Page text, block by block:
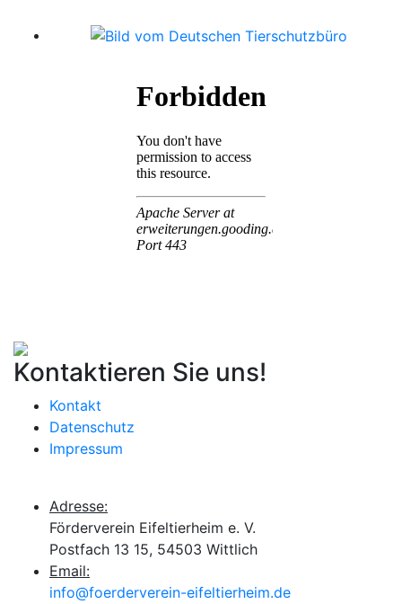
Kontaktieren Sie uns!
Kontakt
Datenschutz
Impressum
Adresse:
Förderverein Eifeltierheim e. V.
Postfach 13 15, 54503 Wittlich
Email:
info@foerderverein-eifeltierheim.de